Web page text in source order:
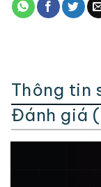
Thông tin
Đánh giá